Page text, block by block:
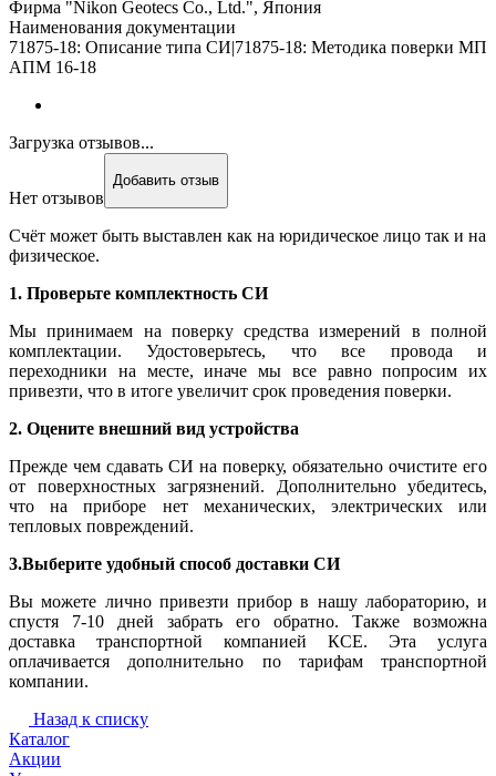
Фирма "Nikon Geotecs Co., Ltd.", Япония
Наименования документации
71875-18: Описание типа СИ|71875-18: Методика поверки МП
АПМ 16-18
Загрузка отзывов...
Нет отзывов
Добавить отзыв
Счёт может быть выставлен как на юридическое лицо так и на
физическое.
1. Проверьте комплектность СИ
Мы принимаем на поверку средства измерений в полной
комплектации. Удостоверьтесь, что все провода и
переходники на месте, иначе мы все равно попросим их
привезти, что в итоге увеличит срок проведения поверки.
2. Оцените внешний вид устройства
Прежде чем сдавать СИ на поверку, обязательно очистите его
от поверхностных загрязнений. Дополнительно убедитесь,
что на приборе нет механических, электрических или
тепловых повреждений.
3.Выберите удобный способ доставки СИ
Вы можете лично привезти прибор в нашу лабораторию, и
спустя 7-10 дней забрать его обратно. Также возможна
доставка транспортной компанией КСЕ. Эта услуга
оплачивается дополнительно по тарифам транспортной
компании.
Назад к списку
Каталог
Акции